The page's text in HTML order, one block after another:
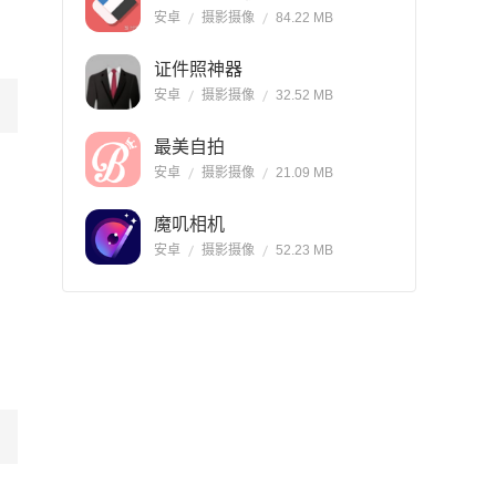
安卓 摄影摄像 84.22 MB
证件照神器
安卓 摄影摄像 32.52 MB
最美自拍
安卓 摄影摄像 21.09 MB
魔叽相机
安卓 摄影摄像 52.23 MB